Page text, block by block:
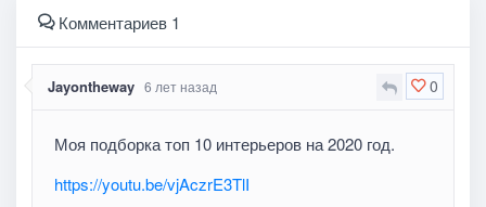
Комментариев 1
0
Jayontheway 6 лет назад
Моя подборка топ 10 интерьеров на 2020 год.
https://youtu.be/vjAczrE3TlI